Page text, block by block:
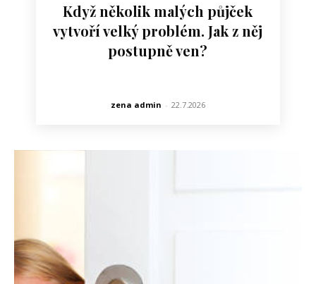
Když několik malých půjček
vytvoří velký problém. Jak z něj
postupně ven?
zena admin - 22.7.2026